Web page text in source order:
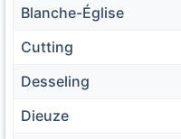
Blanche-Église
Cutting
Desseling
Dieuze